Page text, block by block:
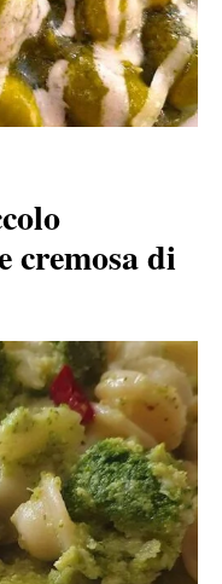
cremosa di